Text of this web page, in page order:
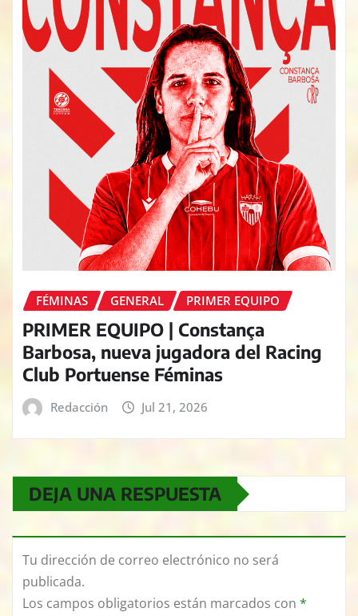
FÉMINAS GENERAL PRIMER EQUIPO
PRIMER EQUIPO | Constança
Barbosa, nueva jugadora del Racing
Club Portuense Féminas
Redacción Jul 21, 2026
DEJA UNA RESPUESTA
Tu dirección de correo electrónico no será
publicada.
Los campos obligatorios están marcados con *